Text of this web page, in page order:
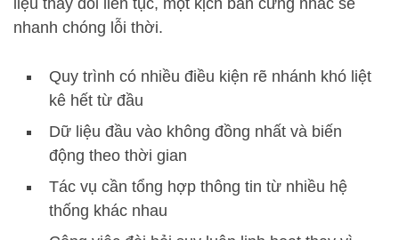
liệu thay đổi liên tục, một kịch bản cứng nhắc sẽ
nhanh chóng lỗi thời.
Quy trình có nhiều điều kiện rẽ nhánh khó liệt
kê hết từ đầu
Dữ liệu đầu vào không đồng nhất và biến
động theo thời gian
Tác vụ cần tổng hợp thông tin từ nhiều hệ
thống khác nhau